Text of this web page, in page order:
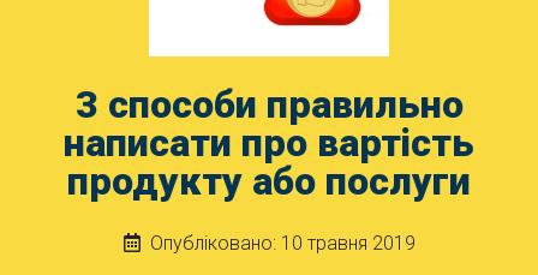
3 способи правильно
написати про вартість
продукту або послуги
Опубліковано:10 травня 2019